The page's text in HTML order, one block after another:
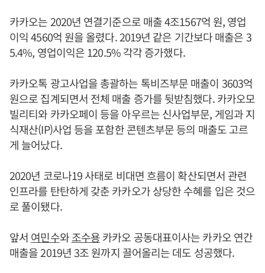
카카오는 2020년 연결기준으로 매출 4조1567억 원, 영업
이익 4560억 원을 올렸다. 2019년 같은 기간보다 매출은 3
5.4%, 영업이익은 120.5% 각각 증가했다.
카카오톡 광고사업을 총괄하는 톡비즈부문 매출이 3603억
원으로 집계되면서 전체 매출 증가를 뒷받침했다. 카카오모
빌리티와 카카오페이 등을 아우르는 신사업부문, 게임과 지
식재산(IP)사업 등을 포함한 콘텐츠부문 등의 매출도 고르
게 늘어났다.
2020년 코로나19 사태로 비대면 흐름이 확산되면서 관련
인프라를 탄탄하게 갖춘 카카오가 상당한 수혜를 입은 것으
로 풀이됐다.
앞서 여민수와조수용카카오 공동대표이사는 카카오 연간
매출을 2019년 3조 원까지 끌어올리는 데도 성공했다.